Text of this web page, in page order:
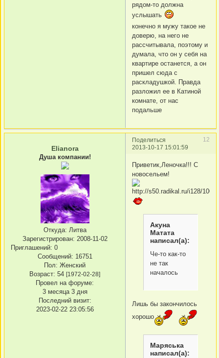
рядом-то должна
услышать
конечно я мужу такое не
доверю, на него не
рассчитывала, поэтому и
думала, что он у себя на
квартире останется, а он
пришел сюда с
раскладушкой. Правда
разложил ее в Катиной
комнате, от нас
подальше
Поделиться
12
2013-10-17 15:01:59
Elianora
Душа компании!
Откуда: Литва
Зарегистрирован: 2008-11-02
Приглашений: 0
Сообщений: 16751
Пол: Женский
Возраст: 54 [1972-02-28]
Провел на форуме:
3 месяца 3 дня
Последний визит:
2023-02-22 23:05:56
Приветик,Леночка!!! С
новосельем!
Акуна
Матата
написал(а):
Че-то как-то
не так
началось
Лишь бы закончилось
хорошо
Маряська
написал(а):